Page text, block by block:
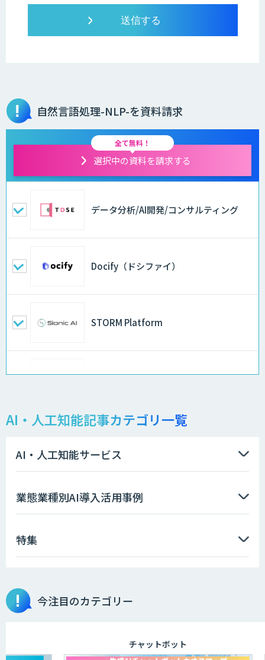
自然言語処理-NLP-を資料請求
全て無料！
選択中の資料を請求する
データ分析/AI開発/コンサルティング
Docify（ドシファイ）
STORM Platform
AIコール
物品輸出から留学生・研究者のバックチ
員」
埋もれた知見を再利用可能なデータ資産
異常検知AI
需要予測＋業務最適化AIシステム
AI・人工知能記事カテゴリ一覧
AI・人工知能サービス
業態業種別AI導入活用事例
特集
今注目のカテゴリー
チャットボット